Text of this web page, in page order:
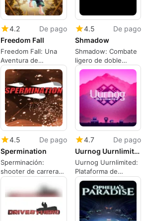
4.2
De pago
Freedom Fall
Freedom Fall: Una
Aventura de
Plataforma Única
4.5
De pago
Shmadow
Shmadow: Combate
ligero de doble
palanca en una
oscura minimalista y
marcada
4.5
De pago
Spermination
Sperminación:
shooter de carreras
en primera persona
caótico a través de
caminos biológicos
4.7
De pago
Uurnog Uurnlimited
Uurnog Uurnlimited:
Plataforma de
rompecabezas
impulsada por la
física con un centro
persistente